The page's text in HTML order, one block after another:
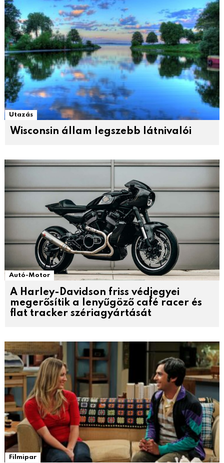
Utazás
Wisconsin állam legszebb látnivalói
Autó-Motor
A Harley-Davidson friss védjegyei
megerősítik a lenyűgöző café racer és
flat tracker szériagyártását
Filmipar